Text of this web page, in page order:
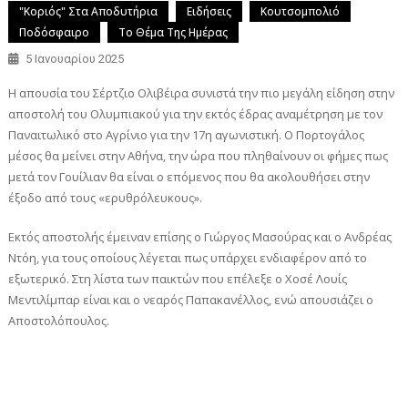
"Κοριός" Στα Αποδυτήρια Ειδήσεις
Κουτσομπολιό
Ποδόσφαιρο
Το Θέμα Της Ημέρας
5 Ιανουαρίου 2025
Η απουσία του Σέρτζιο Ολιβέιρα συνιστά την πιο μεγάλη είδηση στην
αποστολή του Ολυμπιακού για την εκτός έδρας αναμέτρηση με τον
Παναιτωλικό στο Αγρίνιο για την 17η αγωνιστική. Ο Πορτογάλος
μέσος θα μείνει στην Αθήνα, την ώρα που πληθαίνουν οι φήμες πως
μετά τον Γουίλιαν θα είναι ο επόμενος που θα ακολουθήσει στην
έξοδο από τους «ερυθρόλευκους».
Εκτός αποστολής έμειναν επίσης ο Γιώργος Μασούρας και ο Ανδρέας
Ντόη, για τους οποίους λέγεται πως υπάρχει ενδιαφέρον από το
εξωτερικό. Στη λίστα των παικτών που επέλεξε ο Χοσέ Λουίς
Μεντιλίμπαρ είναι και ο νεαρός Παπακανέλλος, ενώ απουσιάζει ο
Αποστολόπουλος.